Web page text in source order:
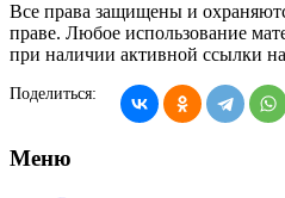
Все права защищены и
праве. Любое использование
при наличии активной ссылки на
Поделиться:
Меню